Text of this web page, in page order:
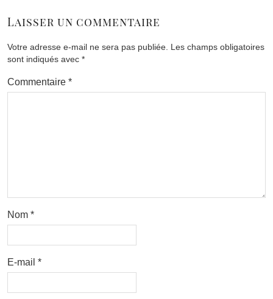
Laisser un commentaire
Votre adresse e-mail ne sera pas publiée. Les champs obligatoires
sont indiqués avec *
Commentaire *
Nom *
E-mail *